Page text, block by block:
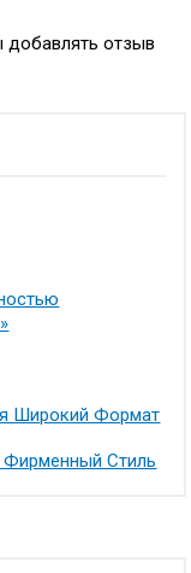
добавлять отзыв
Широкий Формат
Фирменный Стиль